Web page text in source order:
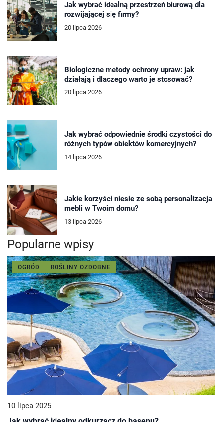
Jak wybrać idealną przestrzeń biurową dla
rozwijającej się firmy?
20 lipca 2026
Biologiczne metody ochrony upraw: jak
działają i dlaczego warto je stosować?
20 lipca 2026
Jak wybrać odpowiednie środki czystości do
różnych typów obiektów komercyjnych?
14 lipca 2026
Jakie korzyści niesie ze sobą personalizacja
mebli w Twoim domu?
13 lipca 2026
Popularne wpisy
OGRÓD ROŚLINY OZDOBNE
10 lipca 2025